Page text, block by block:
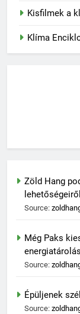
Kisfilmek a
Klíma
Zöld Hang
lehetőségeiről
Source:
Még Paks
energiatárolás
Source:
Épüljenek
Source: